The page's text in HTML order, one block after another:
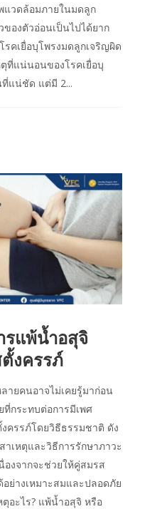
แวดล้อมภายในมดลูก
ของตัวอ่อนเป็นไปได้ยาก
คเยื่อบุโพรงมดลูกเจริญผิด
ที่แน่นอนของโรคเยื่อบุ
ที่แน่ชัด แต่มี 2...
รแพ้น้ำอสุจิ
งครรภ์
ายคนอาจไม่เคยรู้มาก่อน
ที่กระทบต่อการมีเพศ
ครรภ์โดยวิธีธรรมชาติ ดัง
เหตุและวิธีการรักษาภาวะ
องจากจะช่วยให้คู่สมรส
ย่างเหมาะสมและปลอดภัย
อะไร? แพ้น้ำอสุจิ หรือ